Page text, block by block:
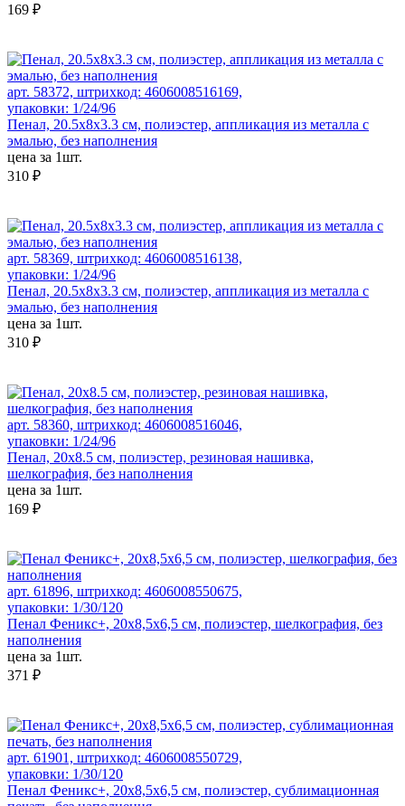
169 ₽
арт. 58372, штрихкод: 4606008516169,
упаковки: 1/24/96
Пенал, 20.5x8x3.3 см, полиэстер, аппликация из металла с
эмалью, без наполнения
цена за 1шт.
310 ₽
арт. 58369, штрихкод: 4606008516138,
упаковки: 1/24/96
Пенал, 20.5x8x3.3 см, полиэстер, аппликация из металла с
эмалью, без наполнения
цена за 1шт.
310 ₽
арт. 58360, штрихкод: 4606008516046,
упаковки: 1/24/96
Пенал, 20х8.5 cм, полиэстер, резиновая нашивка,
шелкография, без наполнения
цена за 1шт.
169 ₽
арт. 61896, штрихкод: 4606008550675,
упаковки: 1/30/120
Пенал Феникс+, 20х8,5х6,5 см, полиэстер, шелкография, без
наполнения
цена за 1шт.
371 ₽
арт. 61901, штрихкод: 4606008550729,
упаковки: 1/30/120
Пенал Феникс+, 20х8,5х6,5 см, полиэстер, сублимационная